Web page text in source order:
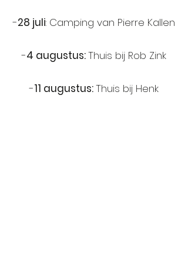
-28 juli: Camping van Pierre Kallen
-4 augustus:Thuis bij Rob Zink
-11 augustus:Thuis bij Henk